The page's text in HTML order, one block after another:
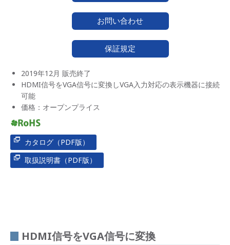
お問い合わせ
保証規定
2019年12月 販売終了
HDMI信号をVGA信号に変換しVGA入力対応の表示機器に接続
可能
価格：オープンプライス
カタログ（PDF版）
取扱説明書（PDF版）
HDMI信号をVGA信号に変換